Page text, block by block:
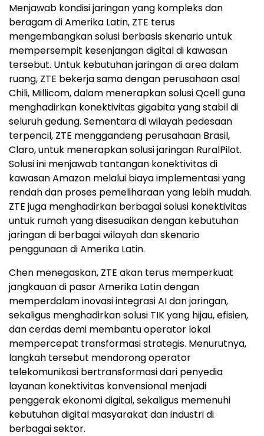
Menjawab kondisi jaringan yang kompleks dan
beragam di Amerika Latin, ZTE terus
mengembangkan solusi berbasis skenario untuk
mempersempit kesenjangan digital di kawasan
tersebut. Untuk kebutuhan jaringan di area dalam
ruang, ZTE bekerja sama dengan perusahaan asal
Chili, Millicom, dalam menerapkan solusi Qcell guna
menghadirkan konektivitas gigabita yang stabil di
seluruh gedung. Sementara di wilayah pedesaan
terpencil, ZTE menggandeng perusahaan Brasil,
Claro, untuk menerapkan solusi jaringan RuralPilot.
Solusi ini menjawab tantangan konektivitas di
kawasan Amazon melalui biaya implementasi yang
rendah dan proses pemeliharaan yang lebih mudah.
ZTE juga menghadirkan berbagai solusi konektivitas
untuk rumah yang disesuaikan dengan kebutuhan
jaringan di berbagai wilayah dan skenario
penggunaan di Amerika Latin.
Chen menegaskan, ZTE akan terus memperkuat
jangkauan di pasar Amerika Latin dengan
memperdalam inovasi integrasi AI dan jaringan,
sekaligus menghadirkan solusi TIK yang hijau, efisien,
dan cerdas demi membantu operator lokal
mempercepat transformasi strategis. Menurutnya,
langkah tersebut mendorong operator
telekomunikasi bertransformasi dari penyedia
layanan konektivitas konvensional menjadi
penggerak ekonomi digital, sekaligus memenuhi
kebutuhan digital masyarakat dan industri di
berbagai sektor.